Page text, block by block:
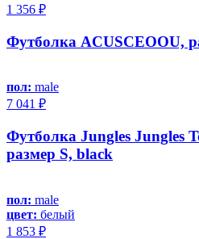
1 356 ₽
Футболка ACUSCEOOU,
пол: male
7 041 ₽
Футболка Jungles Jungles
размер S, black
пол: male
цвет: белый
1 853 ₽